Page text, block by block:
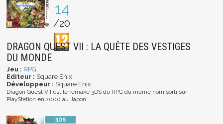
14
/20
DRAGON QUEST VII : LA QUÊTE DES VESTIGES
DU MONDE
Jeu : RPG
Editeur : Square Enix
Développeur : Square Enix
Dragon Quest VII est le remake 3DS du RPG du même nom sorti sur
PlayStation en 2000 au Japon.